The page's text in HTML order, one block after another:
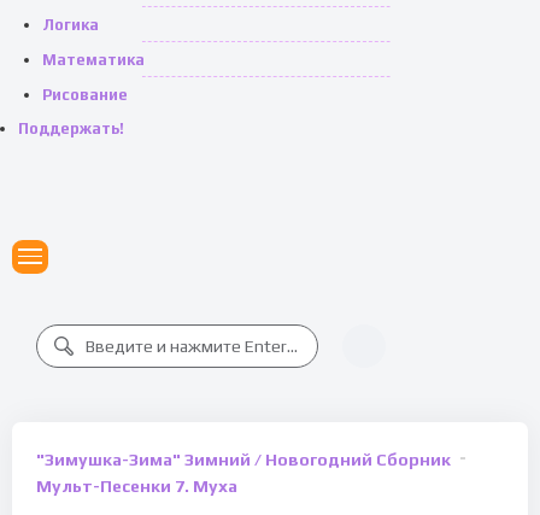
Логика
Математика
Рисование
Поддержать!
"Зимушка-Зима" Зимний / Новогодний Сборник
Мульт-Песенки 7. Муха